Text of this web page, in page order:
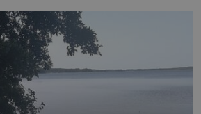
vrchoviny vznikla někdy
1313 kronikáři zaznamenali